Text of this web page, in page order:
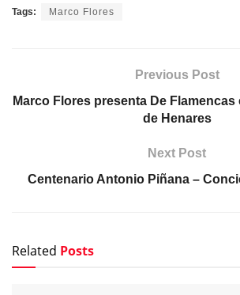
Tags: Marco Flores
Previous Post
Marco Flores presenta De
de Henares
Next Post
Centenario Antonio Piñana –
Related Posts